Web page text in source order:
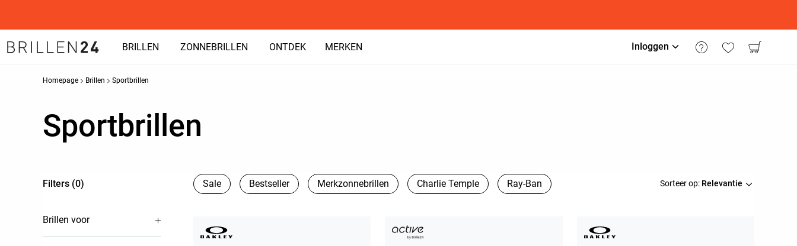
BRILLEN ZONNEBRILLEN ONTDEK MERKEN Inloggen
Homepage Brillen Sportbrillen
Sportbrillen
Filters (0) Sale Bestseller Merkzonnebrillen Charlie Temple Ray-Ban Sorteer op: Relevantie
Brillen voor